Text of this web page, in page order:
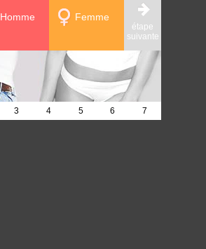
Femme
Homme
étape
suivante
3 4 5 6 7